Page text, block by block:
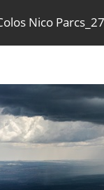
Nico Parcs_27